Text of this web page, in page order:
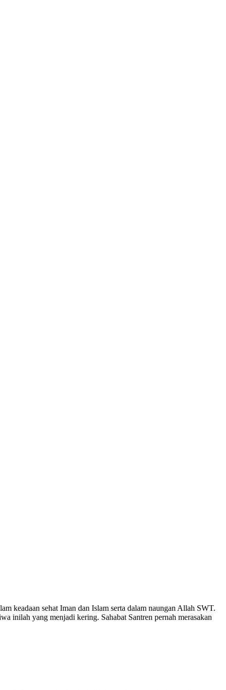
keadaan sehat Iman dan Islam serta dalam naungan Allah SWT.
inilah yang menjadi kering. Sahabat Santren pernah merasakan